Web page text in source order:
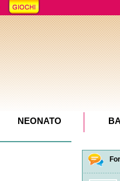
NEONATO